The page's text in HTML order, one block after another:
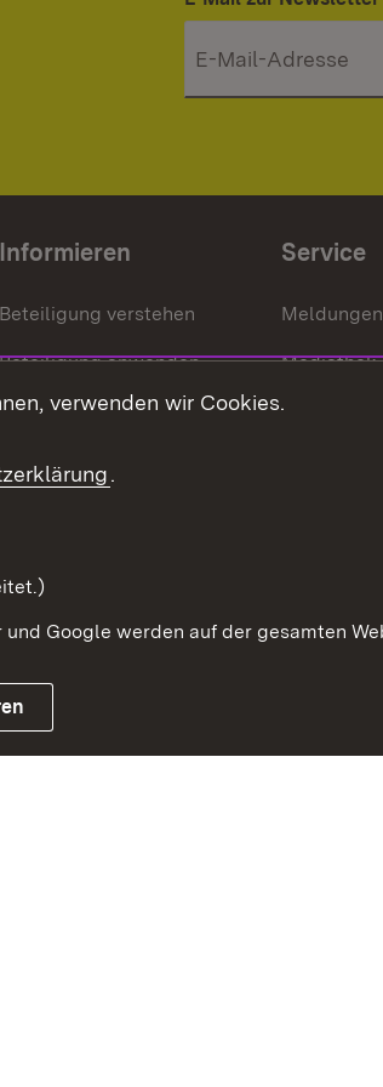
Informieren
Beteiligung verstehen
anwenden
Beteiligung stärken
Service
Meldungen
Mediathek
Kontakt
verwenden wir Cookies.
.
Google werden auf der gesamten